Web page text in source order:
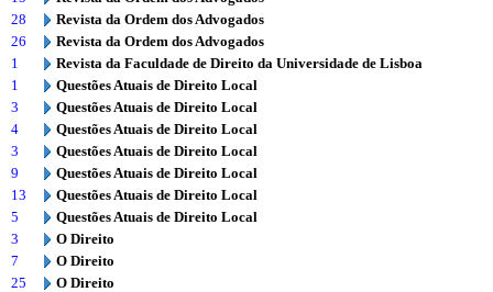
28
Revista da Ordem dos Advogados
26
Revista da Ordem dos Advogados
1
Revista da Faculdade de Direito da Universidade de Lisboa
1
Questões Atuais de Direito Local
3
Questões Atuais de Direito Local
4
Questões Atuais de Direito Local
3
Questões Atuais de Direito Local
9
Questões Atuais de Direito Local
13
Questões Atuais de Direito Local
5
Questões Atuais de Direito Local
3
O Direito
7
O Direito
25
O Direito